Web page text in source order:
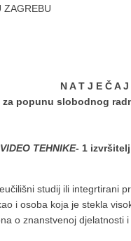
ZAGREBU
N A T J E Č A J
za popunu slobodnog
TEHNIKE- 1 izvršitelj
studij ili integrtirani
i osoba koja je stekla
o znanstvenoj djelatnosti